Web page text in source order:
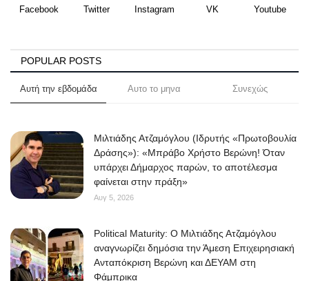
Facebook Twitter Instagram VK Youtube
POPULAR POSTS
Αυτή την εβδομάδα Αυτο το μηνα Συνεχώς
Μιλτιάδης Ατζαμόγλου (Ιδρυτής «Πρωτοβουλία
Δράσης»): «Μπράβο Χρήστο Βερώνη! Όταν
υπάρχει Δήμαρχος παρών, το αποτέλεσμα
φαίνεται στην πράξη»
Αυγ 5, 2026
Political Maturity: Ο Μιλτιάδης Ατζαμόγλου
αναγνωρίζει δημόσια την Άμεση Επιχειρησιακή
Ανταπόκριση Βερώνη και ΔΕΥΑΜ στη
Φάμπρικα